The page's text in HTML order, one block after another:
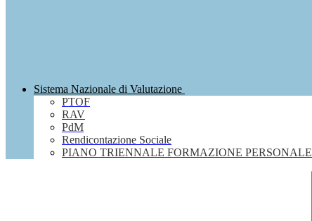
Sistema Nazionale di Valutazione
PTOF
RAV
PdM
Rendicontazione Sociale
PIANO TRIENNALE FORMAZIONE PERSONALE